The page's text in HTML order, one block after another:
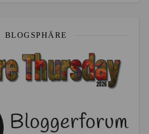
BLOGSPHÄRE